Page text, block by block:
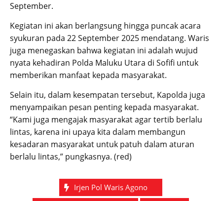
September.
Kegiatan ini akan berlangsung hingga puncak acara
syukuran pada 22 September 2025 mendatang. Waris
juga menegaskan bahwa kegiatan ini adalah wujud
nyata kehadiran Polda Maluku Utara di Sofifi untuk
memberikan manfaat kepada masyarakat.
Selain itu, dalam kesempatan tersebut, Kapolda juga
menyampaikan pesan penting kepada masyarakat.
“Kami juga mengajak masyarakat agar tertib berlalu
lintas, karena ini upaya kita dalam membangun
kesadaran masyarakat untuk patuh dalam aturan
berlalu lintas,” pungkasnya. (red)
Irjen Pol Waris Agono